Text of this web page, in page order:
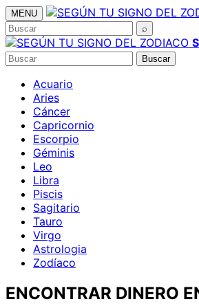
Saltar
al
contenido
MENU
Buscar
⌕
Buscar Buscar
Acuario
Aries
Cáncer
Capricornio
Escorpio
Géminis
Leo
Libra
Piscis
Sagitario
Tauro
Virgo
Astrologia
Zodíaco
ENCONTRAR DINERO